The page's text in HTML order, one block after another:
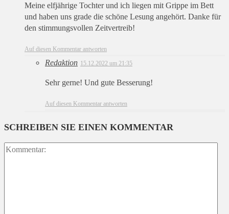
Meine elfjährige Tochter und ich liegen mit Grippe im Bett
und haben uns grade die schöne Lesung angehört. Danke für
den stimmungsvollen Zeitvertreib!
Auf diesen Kommentar antworten
Redaktion 15.12.2022 um 21:35
Sehr gerne! Und gute Besserung!
Auf diesen Kommentar antworten
SCHREIBEN SIE EINEN KOMMENTAR